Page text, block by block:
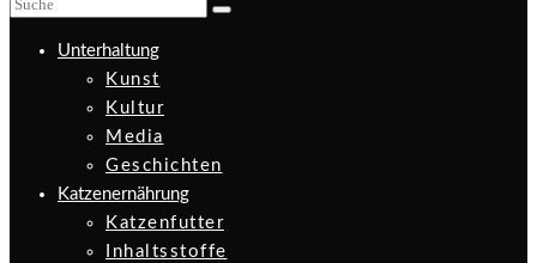
Unterhaltung
Kunst
Kultur
Media
Geschichten
Katzenernährung
Katzenfutter
Inhaltsstoffe